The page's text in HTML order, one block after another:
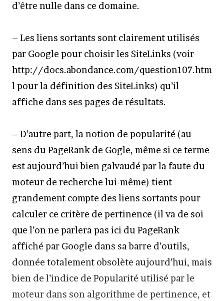
d’être nulle dans ce domaine.
– Les liens sortants sont clairement utilisés
par Google pour choisir les SiteLinks (voir
http://docs.abondance.com/question107.htm
l pour la définition des SiteLinks) qu’il
affiche dans ses pages de résultats.
– D’autre part, la notion de popularité (au
sens du PageRank de Gogle, même si ce terme
est aujourd’hui bien galvaudé par la faute du
moteur de recherche lui-même) tient
grandement compte des liens sortants pour
calculer ce critère de pertinence (il va de soi
que l’on ne parlera pas ici du PageRank
affiché par Google dans sa barre d’outils,
donnée totalement obsolète aujourd’hui, mais
bien de l’indice de Popularité utilisé par le
moteur dans son algorithme de pertinence, et